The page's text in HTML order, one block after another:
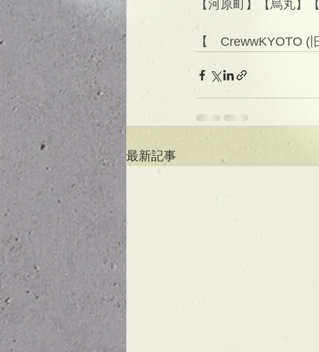
【河原町】【烏丸】
【　CrewwKYOTO (
最新記事